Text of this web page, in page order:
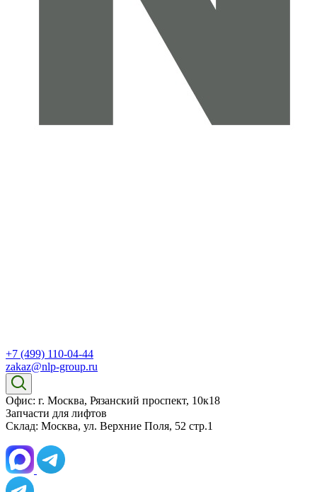
+7 (499) 110-04-44
zakaz@nlp-group.ru
Офис: г. Москва, Рязанский проспект, 10к18
Запчасти для лифтов
Склад: Москва, ул. Верхние Поля, 52 стр.1